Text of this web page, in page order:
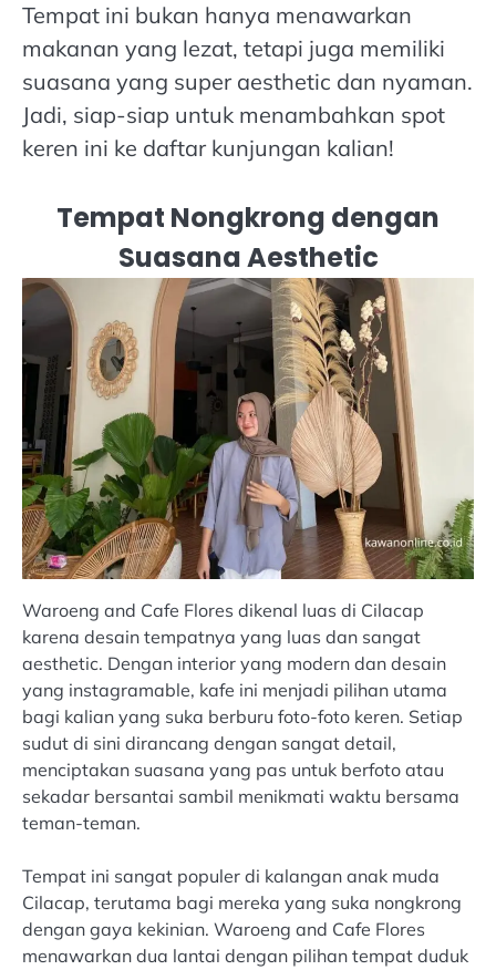
Tempat ini bukan hanya menawarkan
makanan yang lezat, tetapi juga memiliki
suasana yang super aesthetic dan nyaman.
Jadi, siap-siap untuk menambahkan spot
keren ini ke daftar kunjungan kalian!
Tempat Nongkrong dengan
Suasana Aesthetic
Waroeng and Cafe Flores dikenal luas di Cilacap
karena desain tempatnya yang luas dan sangat
aesthetic. Dengan interior yang modern dan desain
yang instagramable, kafe ini menjadi pilihan utama
bagi kalian yang suka berburu foto-foto keren. Setiap
sudut di sini dirancang dengan sangat detail,
menciptakan suasana yang pas untuk berfoto atau
sekadar bersantai sambil menikmati waktu bersama
teman-teman.
Tempat ini sangat populer di kalangan anak muda
Cilacap, terutama bagi mereka yang suka nongkrong
dengan gaya kekinian. Waroeng and Cafe Flores
menawarkan dua lantai dengan pilihan tempat duduk